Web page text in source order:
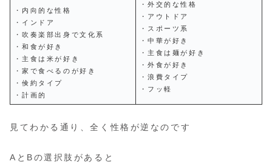
・内向的な性格
・インドア
・吹奏楽部出身で文化系
・和食が好き
・主食は米が好き
・家で食べるのが好き
・倹約タイプ
・計画的
・外交的な性格
・アウトドア
・スポーツ系
・中華が好き
・主食は麺が好き
・外食が好き
・浪費タイプ
・フッ軽
見てわかる通り、全く性格が逆なのです
AとBの選択肢があると